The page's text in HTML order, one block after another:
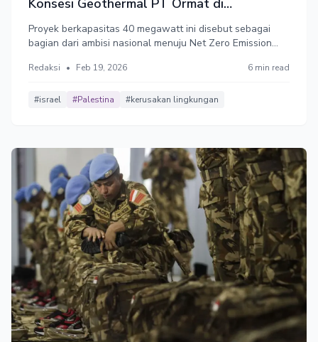
Halmahera Harus Dicabut
Proyek berkapasitas 40 megawatt ini disebut sebagai
bagian dari ambisi nasional menuju Net Zero Emission
pemenang lelang konsesi terafiliasi dengan Israel. Hal ini
Indonesia.
Redaksi • Feb 19, 2026 6 min read
#israel #Palestina #kerusakan lingkungan